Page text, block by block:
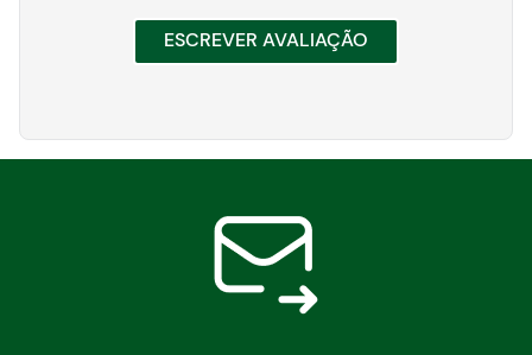
ESCREVER AVALIAÇÃO